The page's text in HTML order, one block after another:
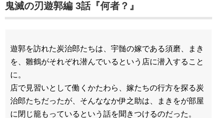
鬼滅の刃遊郭編 3話『何者？』
遊郭を訪れた炭治郎たちは、宇髄の嫁である須磨、まき
を、雛鶴がそれぞれ潜んでいるという店に潜入すること
に。
店で見習いとして働くかたわら、嫁たちの行方を探る炭
治郎たちだったが、そんななか伊之助は、まきをが部屋
に閉じ籠もっているという話を聞きつけるのだった。